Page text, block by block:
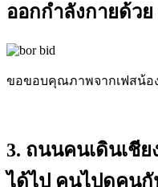
ออกกำลังกายด้ว
ขอขอบคุณภาพจากเฟสน้อ
3. ถนนคนเดินเชีย
ได้ไป คนไปดูคน